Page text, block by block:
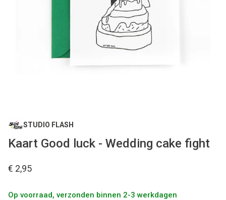
STUDIO FLASH
Kaart Good luck - Wedding cake fight
€ 2,95
Op voorraad, verzonden binnen 2-3 werkdagen